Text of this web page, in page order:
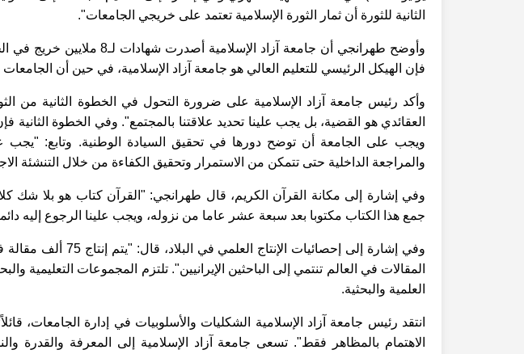
الثانية للثورة أن ثمار الثورة الإسلامية تعتمد على خريجي الجامعات".
وأوضح طهرانجي أن جامعة آزاد
فإن الهيكل الرئيسي للتعليم العالي هو جامعة آزاد الإسلامية، في حين أن الجامعات الأخرى
وأكد رئيس جامعة آزاد الإسلامية على ضرورة التحول في الخطوة الثانية من
العقائدي هو القضية، بل يجب علينا تحديد علاقتنا بالمجتمع". وفي الخطوة الثانية
ويجب على الجامعة أن توضح دورها في تحقيق السيادة الوطنية. وتابع: "يجب
والمراجعة الداخلية حتى تتمكن من الاستمرار وتحقيق الكفاءة من خلال التنشئة
وفي إشارة إلى مكانة القرآن الكريم، قال طهرانجي: "القرآن كتاب هو بلا شك
جمع هذا الكتاب مكتوبا بعد سبعة عشر عاما من نزوله، ويجب علينا الرجوع إليه
المقالات في العالم تنتمي إلى الباحثين الإيرانيين". تلتزم المجموعات
العلمية والبحثية.
انتقد رئيس جامعة آزاد الإسلامية الشكليات والأسلوبيات في إدارة الجامعات،
الاهتمام بالمظاهر فقط". تسعى جامعة آزاد الإسلامية إلى المعرفة والقدرة